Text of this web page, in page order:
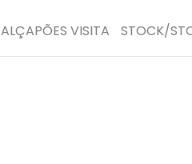
ALÇAPÕES VISITA STOCK/